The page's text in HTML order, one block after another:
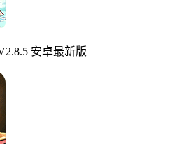
安卓最新版